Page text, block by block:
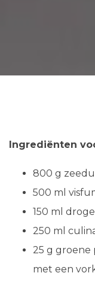
Ingrediënten
800 g
500 ml
150 ml
250 ml
25 g groene
met een